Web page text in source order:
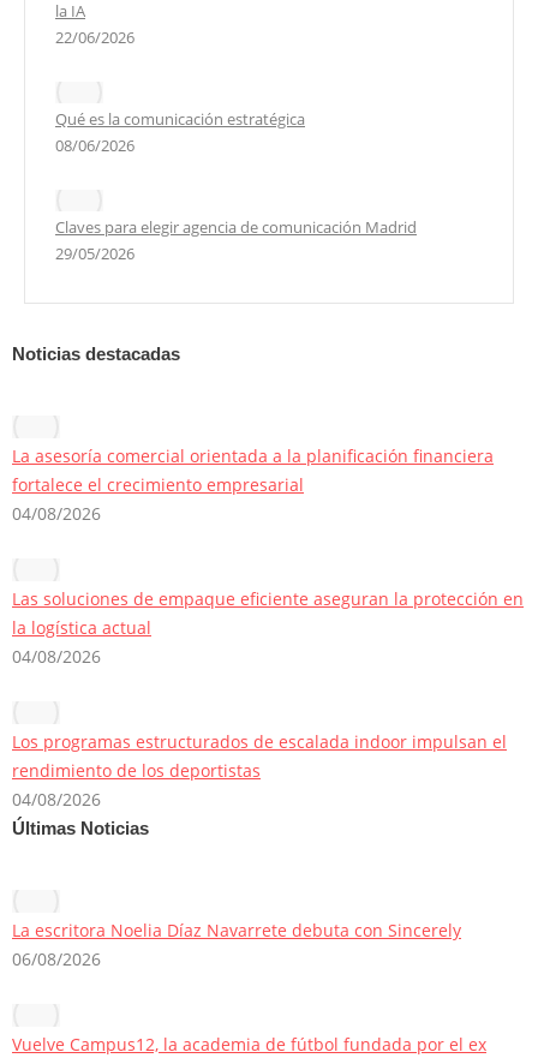
la IA
22/06/2026
Qué es la comunicación estratégica
08/06/2026
Claves para elegir agencia de comunicación Madrid
29/05/2026
Noticias destacadas
La asesoría comercial orientada a la planificación financiera
fortalece el crecimiento empresarial
04/08/2026
Las soluciones de empaque eficiente aseguran la protección en
la logística actual
04/08/2026
Los programas estructurados de escalada indoor impulsan el
rendimiento de los deportistas
04/08/2026
Últimas Noticias
La escritora Noelia Díaz Navarrete debuta con Sincerely
06/08/2026
Vuelve Campus12, la academia de fútbol fundada por el ex